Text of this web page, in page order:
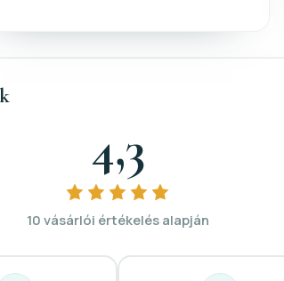
4,3
10 vásárlói értékelés alapján